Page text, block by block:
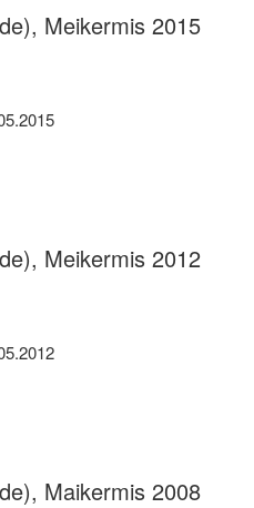
Meikermis 2015
Meikermis 2012
Maikermis 2008